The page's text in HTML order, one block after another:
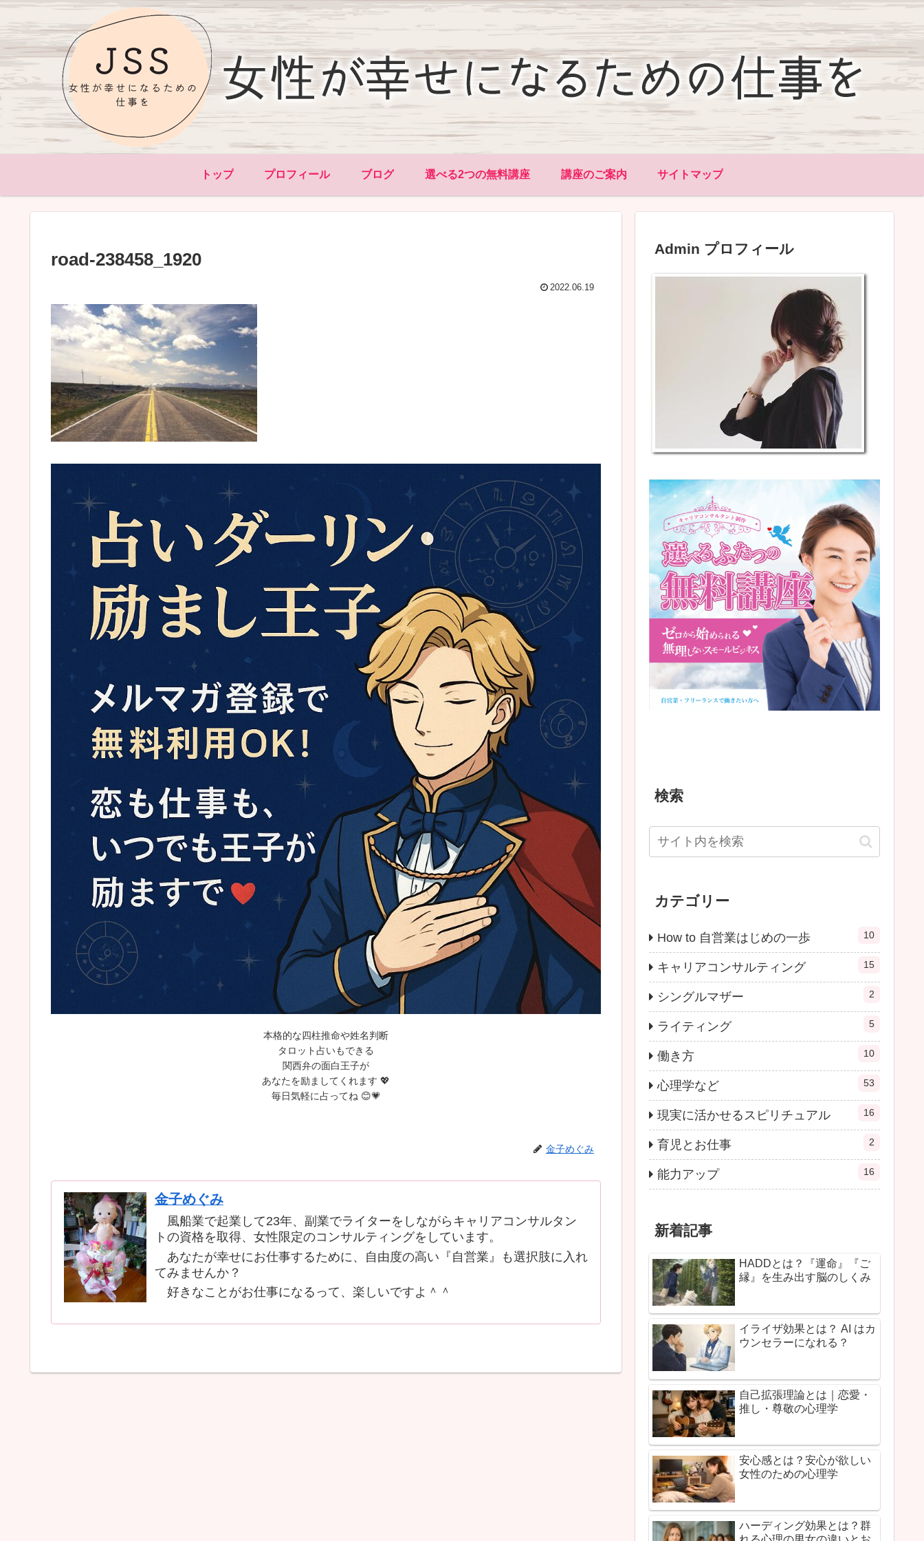
トップ プロフィール ブログ 選べる2つの無料講座 講座のご案内 サイトマップ
road-238458_1920
2022.06.19
本格的な四柱推命や姓名判断
タロット占いもできる
関西弁の面白王子が
あなたを励ましてくれます 💖
毎日気軽に占ってね 😊💗
金子めぐみ
金子めぐみ
風船業で起業して23年、副業でライターをしながらキャリアコンサルタン
トの資格を取得、女性限定のコンサルティングをしています。
あなたが幸せにお仕事するために、自由度の高い『自営業』も選択肢に入れ
てみませんか？
好きなことがお仕事になるって、楽しいですよ＾＾
Admin プロフィール
検索
カテゴリー
How to 自営業はじめの一歩 10
キャリアコンサルティング 15
シングルマザー 2
ライティング 5
働き方 10
心理学など 53
現実に活かせるスピリチュアル 16
育児とお仕事 2
能力アップ 16
新着記事
HADDとは？『運命』『ご
縁』を生み出す脳のしくみ
イライザ効果とは？ AI はカ
ウンセラーになれる？
自己拡張理論とは｜恋愛・
推し・尊敬の心理学
安心感とは？安心が欲しい
女性のための心理学
ハーディング効果とは？群